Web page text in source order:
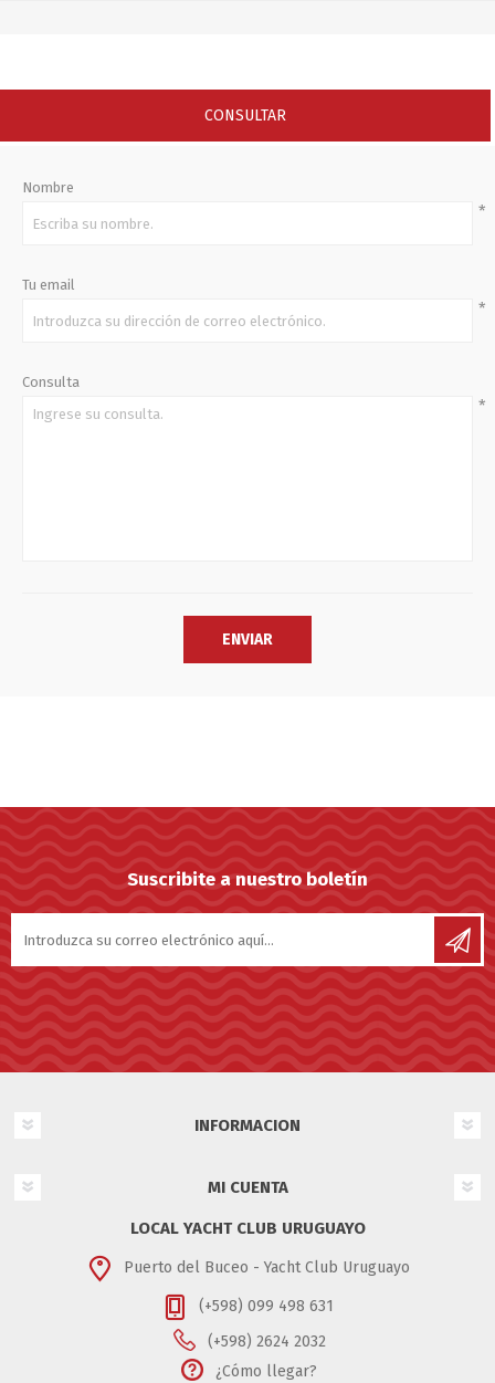
CONSULTAR
Nombre
*
Tu email
*
Consulta
*
Suscribite a nuestro boletín
INFORMACION
MI CUENTA
LOCAL YACHT CLUB URUGUAYO
Puerto del Buceo - Yacht Club Uruguayo
(+598) 099 498 631
(+598) 2624 2032
¿Cómo llegar?